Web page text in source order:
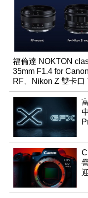
福倫達 NOKTON
35mm F1.4 for Canon
RF、Nikon Z 雙卡口
同步登台